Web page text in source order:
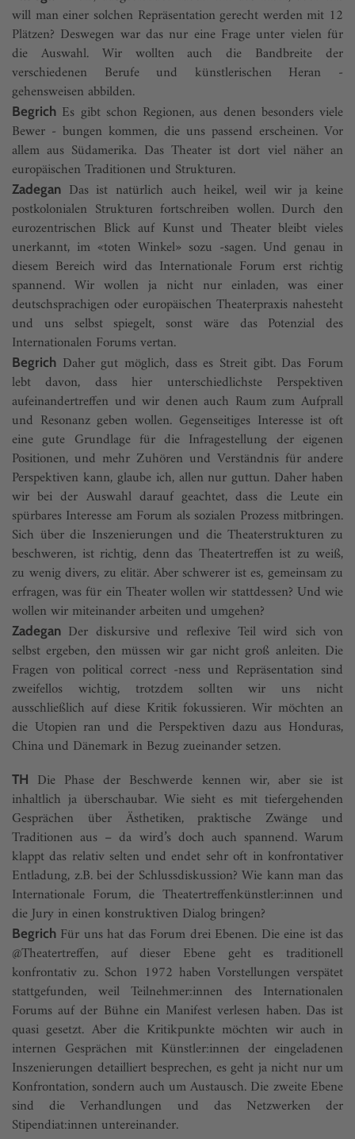
will man einer solchen Repräsentation gerecht werden mit 12
Plätzen? Deswegen war das nur eine Frage unter vielen für
die Auswahl. Wir wollten auch die Bandbreite der
verschiedenen Berufe und künstlerischen Heran -
gehensweisen abbilden.
Begrich Es gibt schon Regionen, aus denen besonders viele
Bewer - bungen kommen, die uns passend erscheinen. Vor
allem aus Südamerika. Das Theater ist dort viel näher an
europäischen Traditionen und Strukturen.
Zadegan Das ist natürlich auch heikel, weil wir ja keine
postkolonialen Strukturen fortschreiben wollen. Durch den
eurozentrischen Blick auf Kunst und Theater bleibt vieles
unerkannt, im «toten Winkel» sozu -sagen. Und genau in
diesem Bereich wird das Internationale Forum erst richtig
spannend. Wir wollen ja nicht nur einladen, was einer
deutschsprachigen oder europäischen Theaterpraxis nahesteht
und uns selbst spiegelt, sonst wäre das Potenzial des
Internationalen Forums vertan.
Begrich Daher gut möglich, dass es Streit gibt. Das Forum
lebt davon, dass hier unterschiedlichste Perspektiven
aufeinandertreffen und wir denen auch Raum zum Aufprall
und Resonanz geben wollen. Gegenseitiges Interesse ist oft
eine gute Grundlage für die Infragestellung der eigenen
Positionen, und mehr Zuhören und Verständnis für andere
Perspektiven kann, glaube ich, allen nur guttun. Daher haben
wir bei der Auswahl darauf geachtet, dass die Leute ein
spürbares Interesse am Forum als sozialen Prozess mitbringen.
Sich über die Inszenierungen und die Theaterstrukturen zu
beschweren, ist richtig, denn das Theatertreffen ist zu weiß,
zu wenig divers, zu elitär. Aber schwerer ist es, gemeinsam zu
erfragen, was für ein Theater wollen wir stattdessen? Und wie
wollen wir miteinander arbeiten und umgehen?
Zadegan Der diskursive und reflexive Teil wird sich von
selbst ergeben, den müssen wir gar nicht groß anleiten. Die
Fragen von political correct -ness und Repräsentation sind
zweifellos wichtig, trotzdem sollten wir uns nicht
ausschließlich auf diese Kritik fokussieren. Wir möchten an
die Utopien ran und die Perspektiven dazu aus Honduras,
China und Dänemark in Bezug zueinander setzen.
TH
Die Phase der Beschwerde kennen wir, aber sie ist
inhaltlich ja überschaubar. Wie sieht es mit tiefergehenden
Gesprächen über Ästhetiken, praktische Zwänge und
Traditionen aus – da wird’s doch auch spannend. Warum
klappt das relativ selten und endet sehr oft in konfrontativer
Entladung, z.B. bei der Schlussdiskussion? Wie kann man das
Internationale Forum, die Theatertreffenkünstler:innen und
die Jury in einen konstruktiven Dialog bringen?
Begrich Für uns hat das Forum drei Ebenen. Die eine ist das
@Theatertreffen, auf dieser Ebene geht es traditionell
konfrontativ zu. Schon 1972 haben Vorstellungen verspätet
stattgefunden, weil Teilnehmer:innen des Internationalen
Forums auf der Bühne ein Manifest verlesen haben. Das ist
quasi gesetzt. Aber die Kritikpunkte möchten wir auch in
internen Gesprächen mit Künstler:innen der eingeladenen
Inszenierungen detailliert besprechen, es geht ja nicht nur um
Konfrontation, sondern auch um Austausch. Die zweite Ebene
sind die Verhandlungen und das Netzwerken der
Stipendiat:innen untereinander.